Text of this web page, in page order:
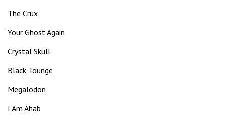
The Crux
Your Ghost Again
Crystal Skull
Black Tounge
Megalodon
I Am Ahab